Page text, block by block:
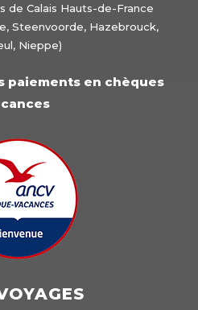
de Calais Hauts-de-France
Steenvoorde, Hazebrouck,
Nieppe)
paiements en chèques